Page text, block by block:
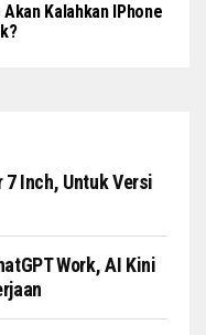
Kalahkan IPhone
7 Inch, Untuk Versi
Work, AI Kini